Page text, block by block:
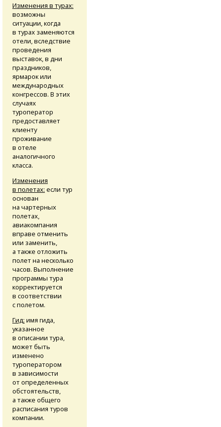
Изменения в турах:
возможны
ситуации, когда
в турах заменяются
отели, вследствие
проведения
выставок, в дни
праздников,
ярмарок или
международных
конгрессов. В этих
случаях
туроператор
предоставляет
клиенту
проживание
в отеле
аналогичного
класса.
Изменения
в полетах: если тур
основан
на чартерных
полетах,
авиакомпания
вправе отменить
или заменить,
а также отложить
полет на несколько
часов. Выполнение
программы тура
корректируется
в соответствии
с полетом.
Гид: имя гида,
указанное
в описании тура,
может быть
изменено
туроператором
в зависимости
от определенных
обстоятельств,
а также общего
расписания туров
компании.